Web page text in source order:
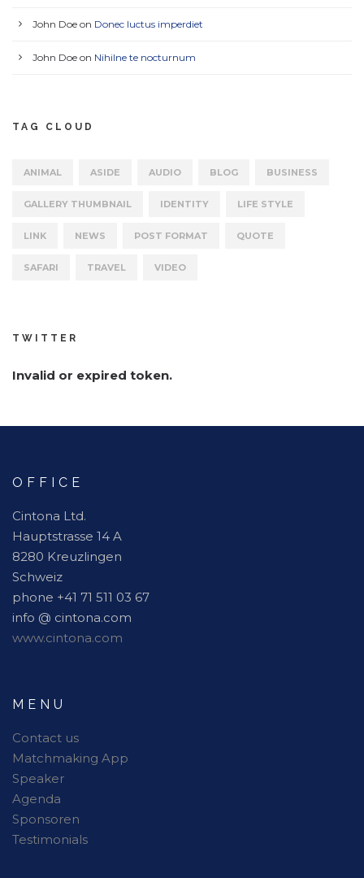
John Doe on Donec luctus imperdiet
John Doe on Nihilne te nocturnum
TAG CLOUD
ANIMAL ASIDE AUDIO BLOG BUSINESS
GALLERY THUMBNAIL IDENTITY LIFE STYLE
LINK NEWS POST FORMAT QUOTE
SAFARI TRAVEL VIDEO
TWITTER
Invalid or expired token.
OFFICE
Cintona Ltd.
Hauptstrasse 14 A
8280 Kreuzlingen
Schweiz
phone +41 71 511 03 67
info @ cintona.com
www.cintona.com
MENU
Contact us
Matchmaking App
Speaker
Agenda
Sponsoren
Testimonials